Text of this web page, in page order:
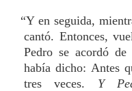
“Y en seguida,
cantó. Entonces,
Pedro se acordó
había dicho: Antes
tres veces. Y